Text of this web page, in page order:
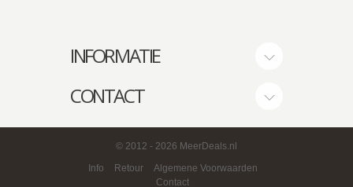
INFORMATIE
CONTACT
© 2012 - 2026 MeerDeals.nl
Info
Retour
Algemene Voorwaarden
Contact